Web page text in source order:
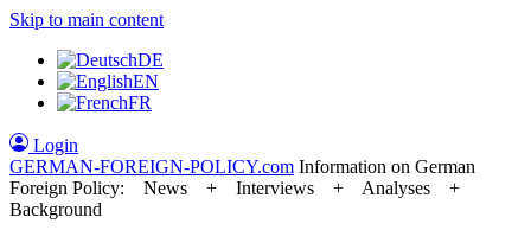
Skip to main content
DE
EN
FR
Login
GERMAN-FOREIGN-POLICY.com Information on German
Foreign Policy: News + Interviews + Analyses +
Background